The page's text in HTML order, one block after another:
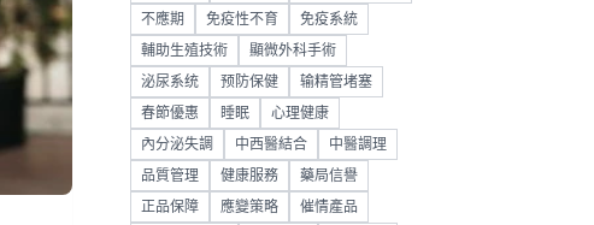
不應期 免疫性不育 免疫系統
輔助生殖技術 顯微外科手術
泌尿系统 预防保健 输精管堵塞
春節優惠 睡眠 心理健康
內分泌失調 中西醫結合 中醫調理
品質管理 健康服務 藥局信譽
正品保障 應變策略 催情產品